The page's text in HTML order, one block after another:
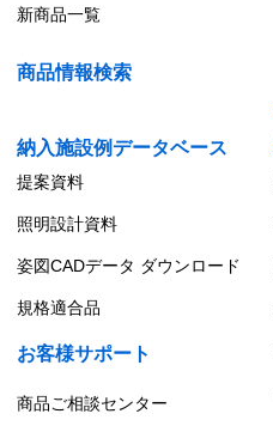
新商品一覧
商品情報検索
納入施設例データベース
提案資料
照明設計資料
姿図CADデータ ダウンロード
規格適合品
お客様サポート
商品ご相談センター